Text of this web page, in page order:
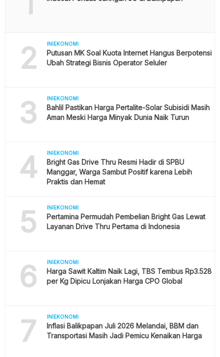
2 INIEKONOMI
Putusan MK Soal Kuota Internet Hangus Berpotensi
Ubah Strategi Bisnis Operator Seluler
3 INIEKONOMI
Bahlil Pastikan Harga Pertalite-Solar Subisidi Masih
Aman Meski Harga Minyak Dunia Naik Turun
4 INIEKONOMI
Bright Gas Drive Thru Resmi Hadir di SPBU
Manggar, Warga Sambut Positif karena Lebih
Praktis dan Hemat
5 INIEKONOMI
Pertamina Permudah Pembelian Bright Gas Lewat
Layanan Drive Thru Pertama di Indonesia
6 INIEKONOMI
Harga Sawit Kaltim Naik Lagi, TBS Tembus Rp3.528
per Kg Dipicu Lonjakan Harga CPO Global
7 INIEKONOMI
Inflasi Balikpapan Juli 2026 Melandai, BBM dan
Transportasi Masih Jadi Pemicu Kenaikan Harga